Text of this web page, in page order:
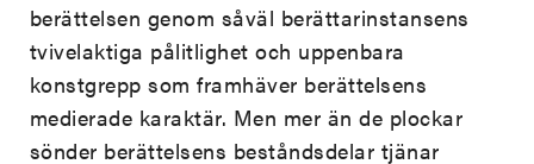
berättelsen genom såväl berättarinstansens
tvivelaktiga pålitlighet och uppenbara
konstgrepp som framhäver berättelsens
medierade karaktär. Men mer än de plockar
sönder berättelsens beståndsdelar tjänar